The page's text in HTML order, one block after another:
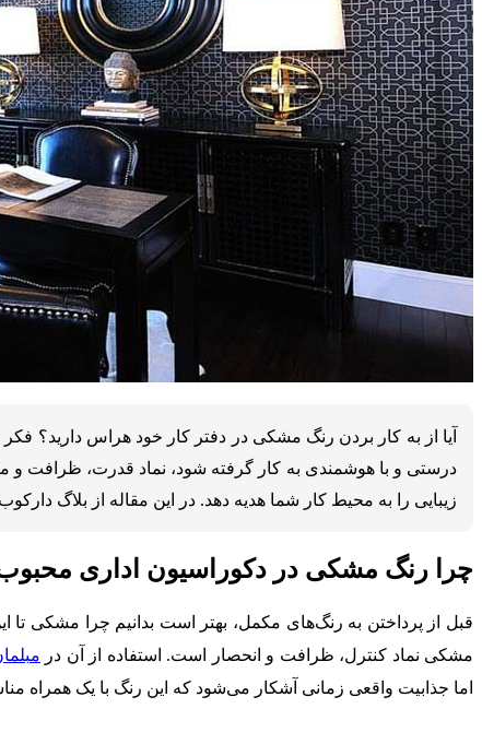
آیا از به کار بردن رنگ مشکی در دفتر کار خود هراس دارید؟
درستی و با هوشمندی به کار گرفته شود، نماد قدرت، ظرافت و
زیبایی را به محیط کار شما هدیه دهد. در این مقاله از بلاگ
چرا رنگ مشکی در دکوراسیون اداری
قبل از پرداختن به رنگ‌های مکمل، بهتر است بدانیم چرا مشکی
مشکی نماد کنترل، ظرافت و انحصار است. استفاده از آن در
اما جذابیت واقعی زمانی آشکار می‌شود که این رنگ با یک همراه